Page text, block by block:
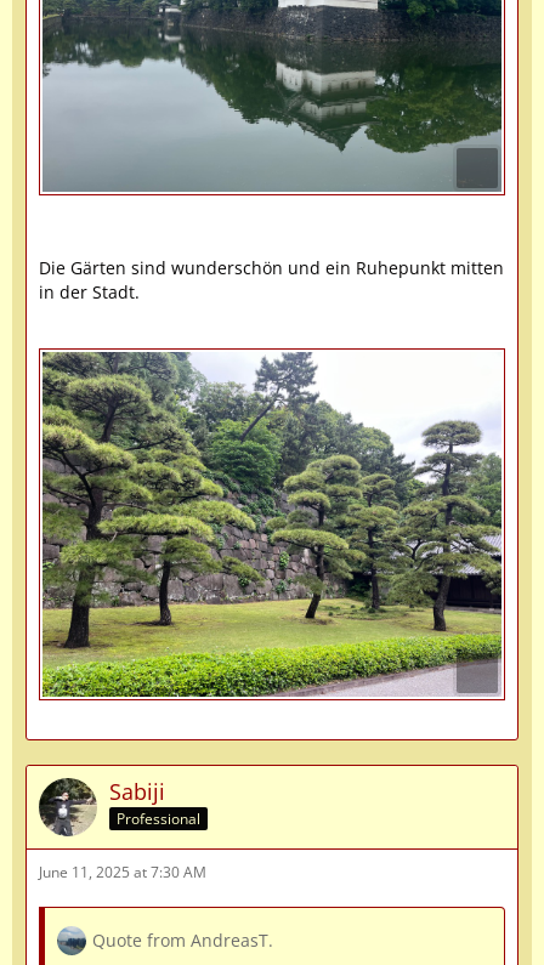
Die Gärten sind wunderschön und ein Ruhepunkt mitten
in der Stadt.
Sabiji
Professional
June 11, 2025 at 7:30 AM
Quote from AndreasT.